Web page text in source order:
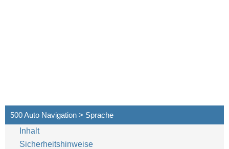
500 Auto Navigation > Sprache
Inhalt
Sicherheitshinweise